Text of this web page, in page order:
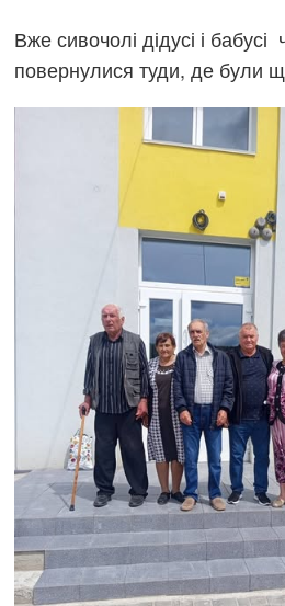
Вже сивочолі дідусі і бабусі
повернулися туди, де були